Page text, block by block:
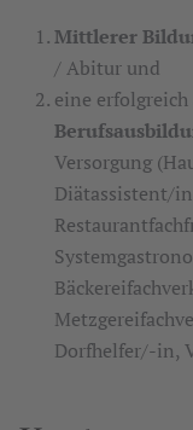
Mittlerer
/ Abitur und
eine erfolgreich
Versorgung
Diätassistent/
Dorfhelfer/-in,